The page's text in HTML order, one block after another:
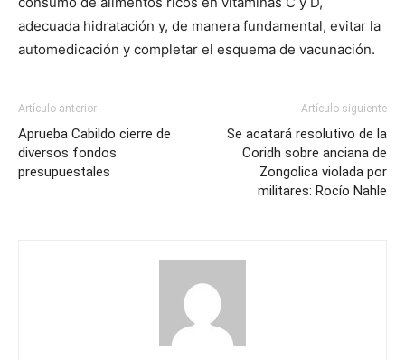
adecuada hidratación y, de manera fundamental, evitar la
automedicación y completar el esquema de vacunación.
Artículo anterior
Aprueba Cabildo cierre de
diversos fondos
presupuestales
Artículo siguiente
Se acatará resolutivo de la
Coridh sobre anciana de
Zongolica violada por
militares: Rocío Nahle